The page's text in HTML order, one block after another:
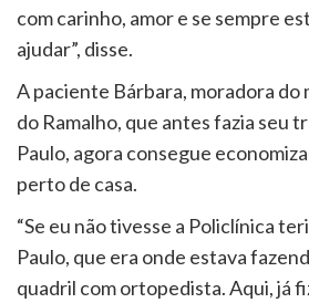
com carinho, amor e se sempre
ajudar”, disse.
A paciente Bárbara, moradora do
do Ramalho, que antes fazia seu
Paulo, agora consegue
perto de casa.
“Se eu não tivesse a Policlínica
Paulo, que era onde estava
quadril com ortopedista. Aqui, já